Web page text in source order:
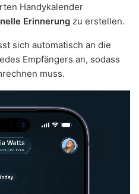
Handykalender
Erinnerung zu erstellen.
sich automatisch an die
Empfängers an, sodass
muss.